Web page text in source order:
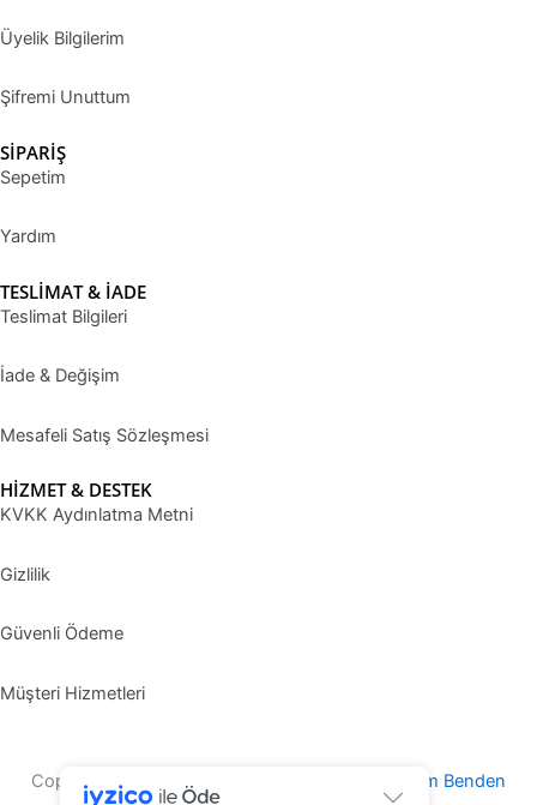
Üyelik Bilgilerim
Şifremi Unuttum
SİPARİŞ
Sepetim
Yardım
TESLİMAT & İADE
Teslimat Bilgileri
İade & Değişim
Mesafeli Satış Sözleşmesi
HİZMET & DESTEK
KVKK Aydınlatma Metni
Gizlilik
Güvenli Ödeme
Müşteri Hizmetleri
Copyright © 2025 Grosspot | Editting by Tasarım Benden